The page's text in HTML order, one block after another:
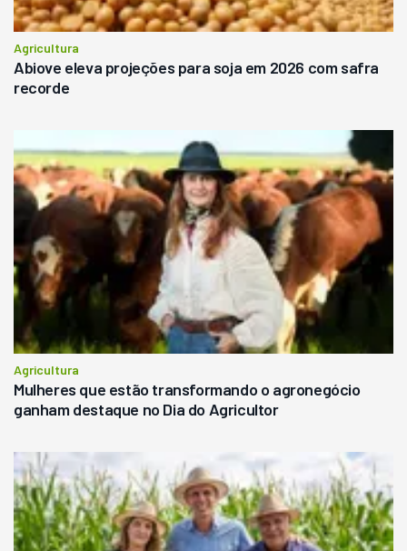
Agricultura
Abiove eleva projeções para soja em 2026 com safra
recorde
Agricultura
Mulheres que estão transformando o agronegócio
ganham destaque no Dia do Agricultor